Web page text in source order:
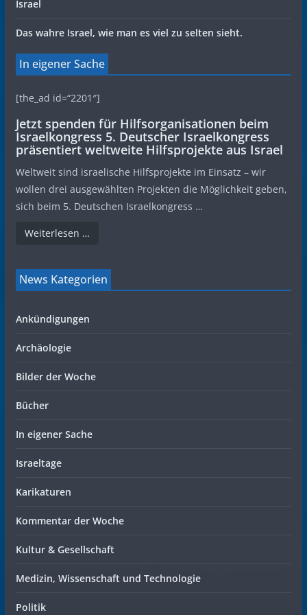
Israel
Das wahre Israel, wie man es viel zu selten sieht.
In eigener Sache
[the_ad id=“2201″]
Jetzt spenden für Hilfsorganisationen beim
Israelkongress 5. Deutscher Israelkongress
präsentiert weltweite Hilfsprojekte aus Israel
Weltweit sind israelische Hilfsprojekte im Einsatz – wir
wollen drei ausgewählten Projekten die Möglichkeit geben,
sich beim 5. Deutschen Israelkongress …
Weiterlesen …
News Kategorien
Ankündigungen
Archäologie
Bilder der Woche
Bücher
In eigener Sache
Israeltage
Karikaturen
Kommentar der Woche
Kultur & Gesellschaft
Medizin, Wissenschaft und Technologie
Politik